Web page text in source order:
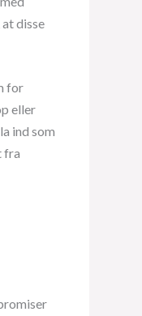
disse
for
eller
ind som
fra